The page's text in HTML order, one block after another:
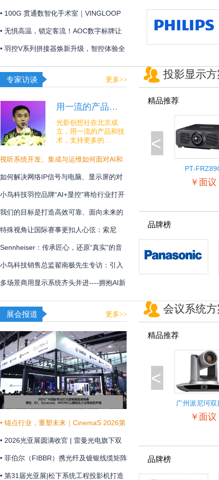
频带宽
ENC助您实现画质同步
• 100G 贯通数智化手术室｜VINGLOOP
构建 OR over IP 网络底座
• 无惧高温，锁定客流！AOC数字标牌让
夏日线下经济突破“屏”障！
• 羽控V系列拼接器焕新升级，智控体验全
面跃升！
专家访谈 更多>>
用一流的产品…
光影创想社在北京成
立，用一流的产品和技
术，支持更多的…
视听系统开发、集成与运维如何面对AI和
安全的挑战？
如何解决网络IP信号与电脑、显示屏的对
接难题？
小鸟科技羽控品牌“AI+显控”将给行业打开
怎样的新未来？
我们的目标是打造高效可靠、面向未来的
专业通讯解决方案
特殊视角让国际赛事更扣人心弦：索尼
BRC-AM7在宁波射击世界杯中的系统化应
用
Sennheiser：传承匠心，还原“真实”的音
频体验
小鸟科技销售总监翟南极先生专访：引入
AI，在新赛道甩开竞争对手
多场景商用显示系统齐头并进----拥抱AI新
时代，不断提升商显技术和显示效果
投影显示
精品推荐
<
PT-
￥面议
品牌榜
展会报道 更多>>
• 锚点行业，重塑未来｜CinemaS 2026第
十三届上海国际电影论坛暨展览会共振启
幕
• 2026光亚展圆满收官 | 雷曼光电旗下双
企联袂演绎“光+未来”
• 菲伯尔（FIBBR）携光纤及镀银线缆矩阵
亮相 HAVE 2026 西安国际高级视听展
• 第31届光亚展|松下系统工程投影机打造
会议系统
精品推荐
<
广州派尼珂双
像机
￥面议
品牌榜